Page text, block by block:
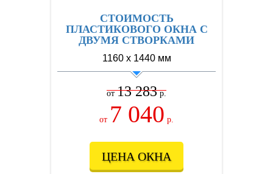
СТОИМОСТЬ
ПЛАСТИКОВОГО ОКНА С
ДВУМЯ СТВОРКАМИ
1160 х 1440 мм
от13 283р.
от 7 040 р.
ЦЕНА ОКНА